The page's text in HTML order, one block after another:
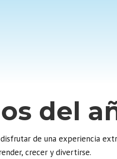
del
de una experiencia
crecer y divertirse.